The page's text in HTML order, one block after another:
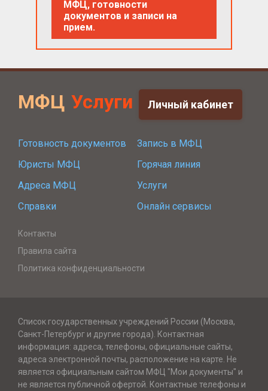
МФЦ, готовности
документов и записи на
прием.
МФЦ Услуги Личный кабинет
Готовность документов
Запись в МФЦ
Юристы МФЦ
Горячая линия
Адреса МФЦ
Услуги
Справки
Онлайн сервисы
Контакты
Правила сайта
Политика конфиденциальности
Список государственных учреждений России (Москва,
Санкт-Петербург и другие города). Контактная
информация: адреса, телефоны, официальные сайты,
адреса электронной почты, расположение на карте. Не
является официальным сайтом МФЦ "Мои документы" и
не является публичной офертой. Контактные телефоны и